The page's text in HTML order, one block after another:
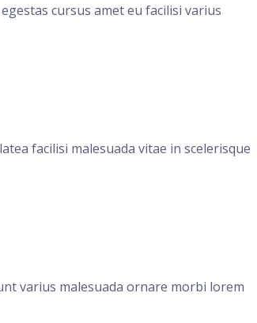
cursus amet eu facilisi varius
facilisi malesuada vitae in scelerisque
varius malesuada ornare morbi lorem